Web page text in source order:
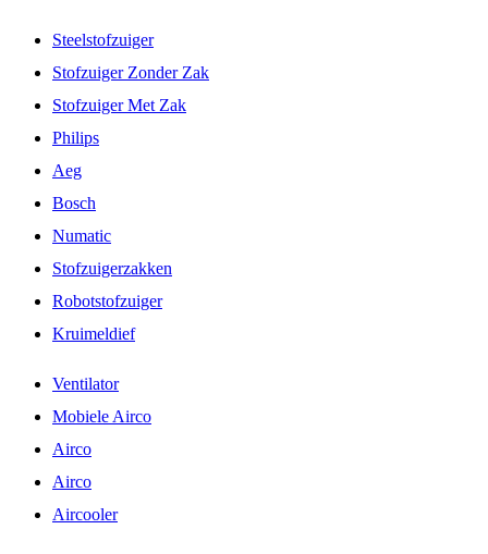
Steelstofzuiger
Stofzuiger Zonder Zak
Stofzuiger Met Zak
Philips
Aeg
Bosch
Numatic
Stofzuigerzakken
Robotstofzuiger
Kruimeldief
Ventilator
Mobiele Airco
Airco
Airco
Aircooler